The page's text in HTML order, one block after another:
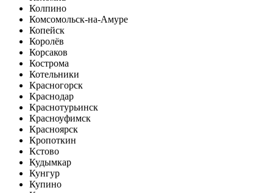
Колпино
Комсомольск-на-Амуре
Копейск
Королёв
Корсаков
Кострома
Котельники
Красногорск
Краснодар
Краснотурьинск
Красноуфимск
Красноярск
Кропоткин
Кстово
Кудымкар
Кунгур
Купино